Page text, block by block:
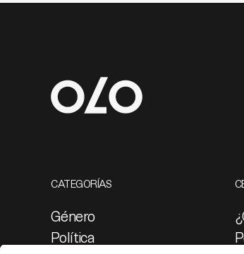
CATEGORÍAS
Género
Política